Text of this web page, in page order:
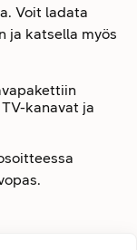
Voit ladata
ja katsella myös
kanavat ja